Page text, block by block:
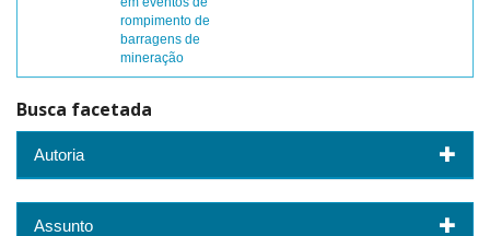
rompimento de
barragens de
mineração
Busca facetada
Autoria
Assunto